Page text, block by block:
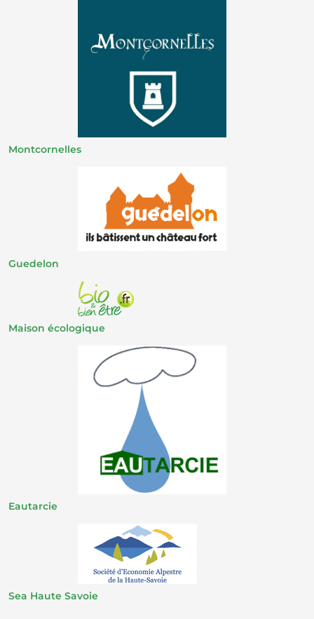
Montcornelles
Guedelon
Maison écologique
Eautarcie
Sea Haute Savoie